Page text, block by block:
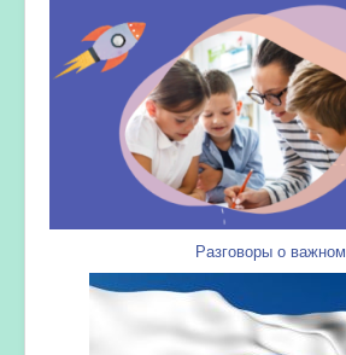
Разговоры о важном